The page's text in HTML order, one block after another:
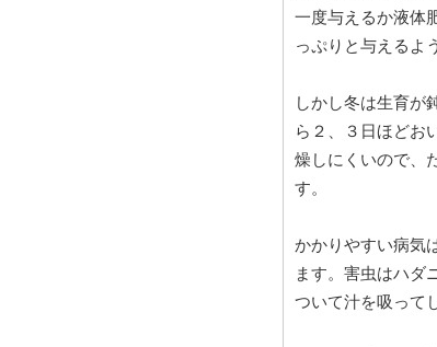
一度与えるか液体
っぷりと与えるよ
しかし冬は生育が
ら２、３日ほどお
燥しにくいので、
す。
かかりやすい病気
ます。害虫はハダ
ついて汁を吸って